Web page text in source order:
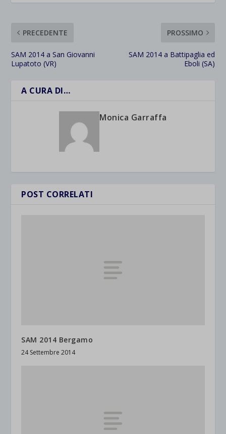
PRECEDENTE
SAM 2014 a San Giovanni
Lupatoto (VR)
PROSSIMO
SAM 2014 a Battipaglia ed
Eboli (SA)
A CURA DI…
Monica Garraffa
POST CORRELATI
SAM 2014 Bergamo
24 Settembre 2014